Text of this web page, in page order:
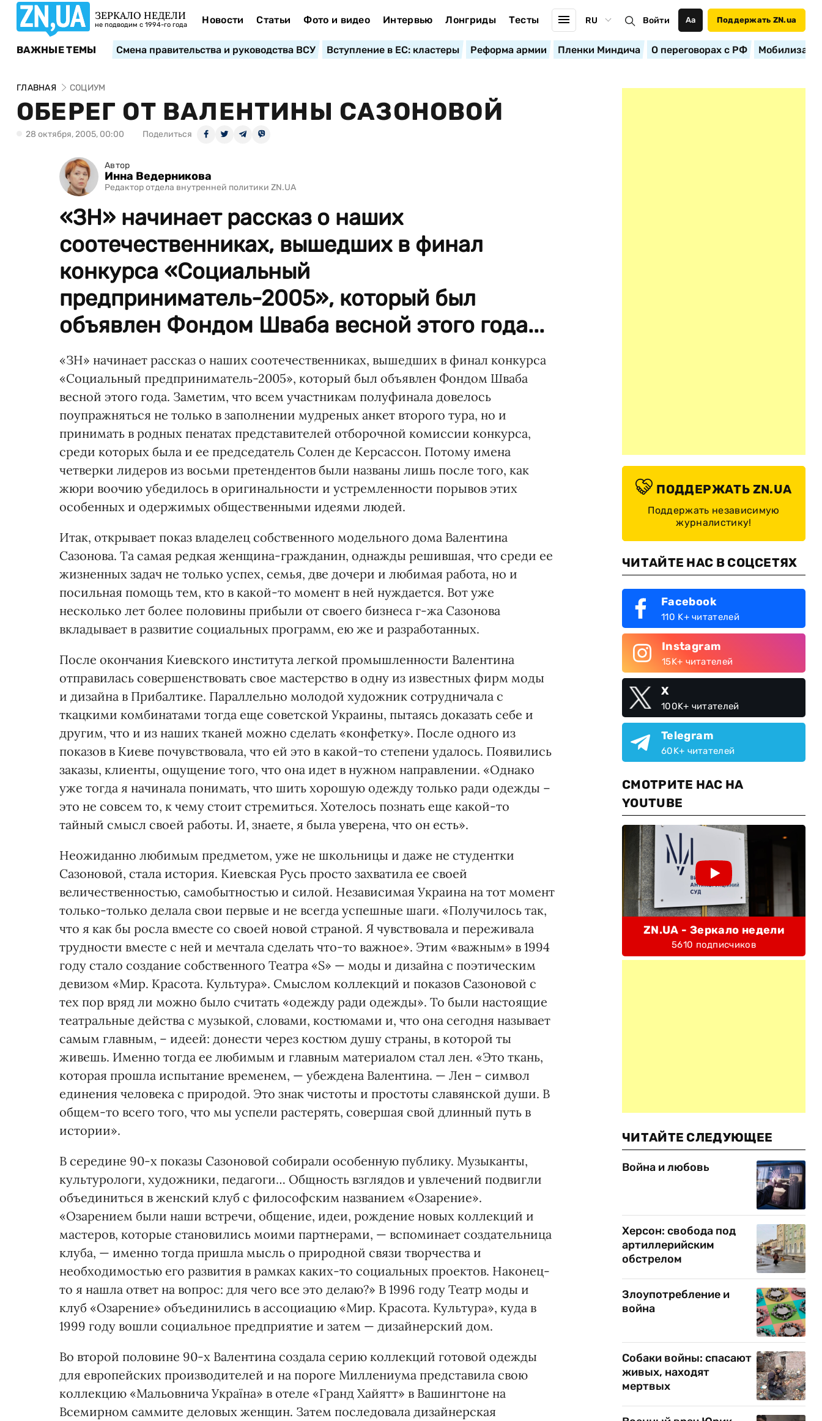
ЗЕРКАЛО НЕДЕЛИ
не подводим с 1994-го года Новости Статьи Фото и видео Интервью Лонгриды Тесты RU Войти Аа Поддержать ZN.ua
ВАЖНЫЕ ТЕМЫ Смена правительства и руководства ВСУ Вступление в ЕС: кластеры Реформа армии Пленки Миндича О переговорах с РФ
ГЛАВНАЯ СОЦИУМ
ОБЕРЕГ ОТ ВАЛЕНТИНЫ САЗОНОВОЙ
28 октября, 2005, 00:00 Поделиться
Автор
Инна Ведерникова
Редактор отдела внутренней политики ZN.UA
«ЗН» начинает рассказ о наших
соотечественниках, вышедших в финал
конкурса «Социальный
предприниматель-2005», который был
объявлен Фондом Шваба весной этого года...
«ЗН» начинает рассказ о наших соотечественниках, вышедших в финал конкурса
«Социальный предприниматель-2005», который был объявлен Фондом Шваба
весной этого года. Заметим, что всем участникам полуфинала довелось
поупражняться не только в заполнении мудреных анкет второго тура, но и
принимать в родных пенатах представителей отборочной комиссии конкурса,
среди которых была и ее председатель Солен де Керсассон. Потому имена
четверки лидеров из восьми претендентов были названы лишь после того, как
жюри воочию убедилось в оригинальности и устремленности порывов этих
особенных и одержимых общественными идеями людей.
Итак, открывает показ владелец собственного модельного дома Валентина
Сазонова. Та самая редкая женщина-гражданин, однажды решившая, что среди ее
жизненных задач не только успех, семья, две дочери и любимая работа, но и
посильная помощь тем, кто в какой-то момент в ней нуждается. Вот уже
несколько лет более половины прибыли от своего бизнеса г-жа Сазонова
вкладывает в развитие социальных программ, ею же и разработанных.
После окончания Киевского института легкой промышленности Валентина
отправилась совершенствовать свое мастерство в одну из известных фирм моды
и дизайна в Прибалтике. Параллельно молодой художник сотрудничала с
ткацкими комбинатами тогда еще советской Украины, пытаясь доказать себе и
другим, что и из наших тканей можно сделать «конфетку». После одного из
показов в Киеве почувствовала, что ей это в какой-то степени удалось. Появились
заказы, клиенты, ощущение того, что она идет в нужном направлении. «Однако
уже тогда я начинала понимать, что шить хорошую одежду только ради одежды –
это не совсем то, к чему стоит стремиться. Хотелось познать еще какой-то
тайный смысл своей работы. И, знаете, я была уверена, что он есть».
Неожиданно любимым предметом, уже не школьницы и даже не студентки
Сазоновой, стала история. Киевская Русь просто захватила ее своей
величественностью, самобытностью и силой. Независимая Украина на тот момент
только-только делала свои первые и не всегда успешные шаги. «Получилось так,
что я как бы росла вместе со своей новой страной. Я чувствовала и переживала
трудности вместе с ней и мечтала сделать что-то важное». Этим «важным» в 1994
году стало создание собственного Театра «S» — моды и дизайна с поэтическим
девизом «Мир. Красота. Культура». Смыслом коллекций и показов Сазоновой с
тех пор вряд ли можно было считать «одежду ради одежды». То были настоящие
театральные действа с музыкой, словами, костюмами и, что она сегодня называет
самым главным, – идеей: донести через костюм душу страны, в которой ты
живешь. Именно тогда ее любимым и главным материалом стал лен. «Это ткань,
которая прошла испытание временем, — убеждена Валентина. — Лен – символ
единения человека с природой. Это знак чистоты и простоты славянской души. В
общем-то всего того, что мы успели растерять, совершая свой длинный путь в
истории».
В середине 90-х показы Сазоновой собирали особенную публику. Музыканты,
культурологи, художники, педагоги… Общность взглядов и увлечений подвигли
объединиться в женский клуб с философским названием «Озарение».
«Озарением были наши встречи, общение, идеи, рождение новых коллекций и
мастеров, которые становились моими партнерами, — вспоминает создательница
клуба, — именно тогда пришла мысль о природной связи творчества и
необходимостью его развития в рамках каких-то социальных проектов. Наконец-
то я нашла ответ на вопрос: для чего все это делаю?» В 1996 году Театр моды и
клуб «Озарение» объединились в ассоциацию «Мир. Красота. Культура», куда в
1999 году вошли социальное предприятие и затем — дизайнерский дом.
Во второй половине 90-х Валентина создала серию коллекций готовой одежды
для европейских производителей и на пороге Миллениума представила свою
коллекцию «Мальовнича Україна» в отеле «Гранд Хайятт» в Вашингтоне на
Всемирном саммите деловых женщин. Затем последовала дизайнерская
ПОДДЕРЖАТЬ ZN.UA
Поддержать независимую
журналистику!
ЧИТАЙТЕ НАС В СОЦСЕТЯХ
Facebook
110 K+ читателей
Instagram
15K+ читателей
X
100K+ читателей
Telegram
60K+ читателей
СМОТРИТЕ НАС НА
YOUTUBE
ZN.UA - Зеркало недели
5610 подписчиков
ЧИТАЙТЕ СЛЕДУЮЩЕЕ
Война и любовь
Херсон: свобода под
артиллерийским
обстрелом
Злоупотребление и
война
Собаки войны: спасают
живых, находят
мертвых